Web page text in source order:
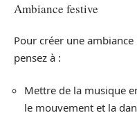
Ambiance festive
Pour créer une ambiance
pensez à :
Mettre de la musique
le mouvement et la